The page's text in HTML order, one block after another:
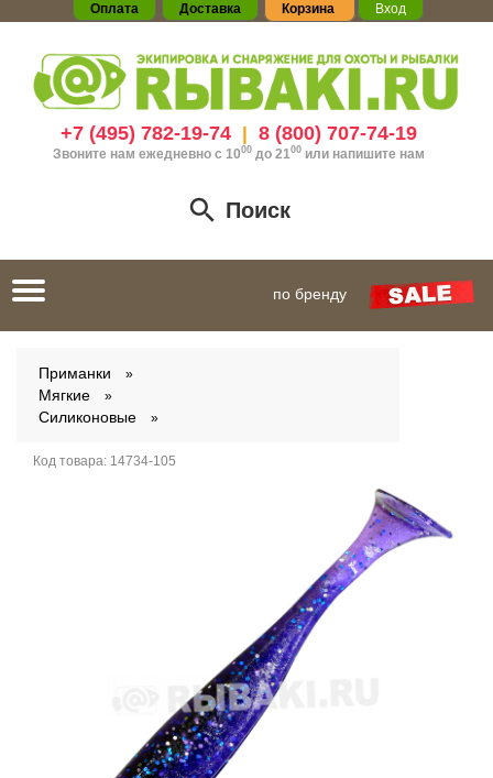
Оплата Доставка Корзина Вход
+7 (495) 782-19-74| 8 (800) 707-74-19
Звоните нам ежедневно с 1000до 21 00 или напишите нам
Поиск
Toggle
navigation
по бренду
Приманки
Мягкие
Силиконовые
Код товара: 14734-105